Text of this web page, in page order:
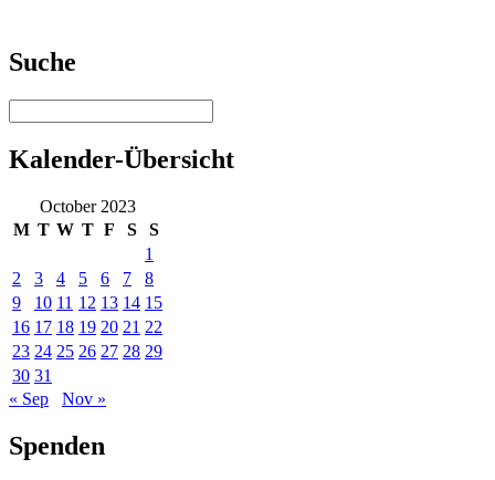
Suche
Kalender-Übersicht
October 2023
M T W T F S
S
1
2
3 4 5 6 7
8
9
10 11 12 13 14 15
16 17 18 19 20 21 22
23 24 25 26 27 28 29
30 31
« Sep
Nov »
Spenden